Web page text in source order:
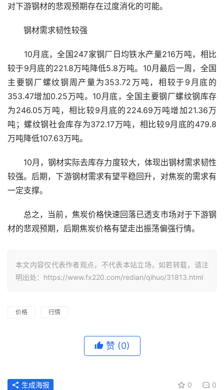
对下游钢材的悲观预期存在过度消化的可能。
钢材需求韧性较强
10月底，全国247家钢厂日均铁水产量216万吨，相比
较于9月底的221.8万吨降低5.8万吨。10月最后一周，全国
主要钢厂螺纹钢周产量为353.72万吨，相较于9月底的
353.47增加0.25万吨。10月底，全国主要钢厂螺纹钢库存
为246.05万吨，相比较9月底的224.69万吨增加21.36万
吨；螺纹钢社会库存为372.17万吨，相比较9月底的479.8
万吨降低107.63万吨。
10月，钢材实际去库存力度较大，体现出钢材需求韧性
较强。后期，下游钢材需求有望平稳回升，对焦炭的需求有
一定支撑。
总之，当前，焦炭价格快速回落已透支市场对于下游钢
材的悲观预期，后期焦炭价格有望走出振荡偏强行情。
本文内容仅代表作者观点，不代表本站立场，如若转载，请注
明出处：https://www.fx220.com/redian/qihuo/31813.html
价格 行情
赞 (0)
0 0
生成海报